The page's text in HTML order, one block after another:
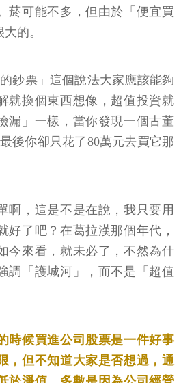
菸可能不多，但由於「便宜買
的。
的鈔票」這個說法大家應該能夠
就換個東西想像，超值投資就
漏」一樣，當你發現一個古董
後你卻只花了80萬元去買它那
啊，這是不是在說，我只要用
好了吧？在葛拉漢那個年代，
今來看，就未必了，不然為什
調「護城河」，而不是「超值
時候買進公司股票是一件好事
，但不知道大家是否想過，通